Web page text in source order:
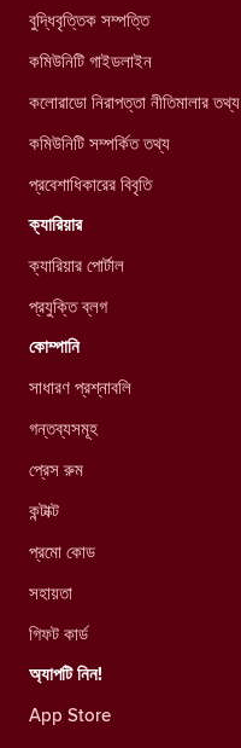
বুদ্ধিবৃত্তিক সম্পত্তি
কমিউনিটি গাইডলাইন
কলোরাডো নিরাপত্তা নীতিমালার তথ্য
কমিউনিটি সম্পর্কিত তথ্য
প্রবেশাধিকারের বিবৃতি
ক্যারিয়ার
ক্যারিয়ার পোর্টাল
প্রযুক্তি ব্লগ
কোম্পানি
সাধারণ প্রশ্নাবলি
গন্তব্যসমূহ
প্রেস রুম
কন্টাক্ট
প্রমো কোড
সহায়তা
গিফট কার্ড
অ্যাপটি নিন!
App Store